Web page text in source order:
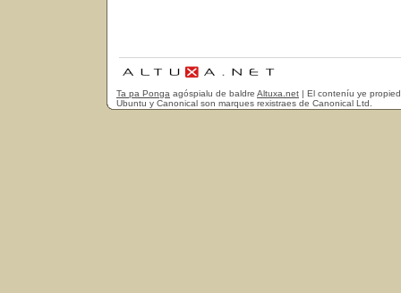
Ta pa Ponga agóspialu de baldre Altuxa.net | El conteníu ye
Ubuntu y Canonical son marques rexistraes de Canonical Ltd.